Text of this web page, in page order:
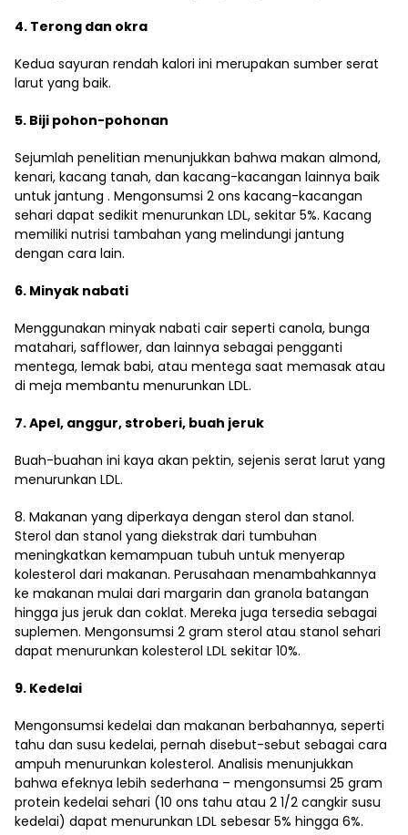
4. Terong dan okra
Kedua sayuran rendah kalori ini merupakan sumber serat
larut yang baik.
5. Biji pohon-pohonan
Sejumlah penelitian menunjukkan bahwa makan almond,
kenari, kacang tanah, dan kacang-kacangan lainnya baik
untuk jantung . Mengonsumsi 2 ons kacang-kacangan
sehari dapat sedikit menurunkan LDL, sekitar 5%. Kacang
memiliki nutrisi tambahan yang melindungi jantung
dengan cara lain.
6. Minyak nabati
Menggunakan minyak nabati cair seperti canola, bunga
matahari, safflower, dan lainnya sebagai pengganti
mentega, lemak babi, atau mentega saat memasak atau
di meja membantu menurunkan LDL.
7. Apel, anggur, stroberi, buah jeruk
Buah-buahan ini kaya akan pektin, sejenis serat larut yang
menurunkan LDL.
8. Makanan yang diperkaya dengan sterol dan stanol.
Sterol dan stanol yang diekstrak dari tumbuhan
meningkatkan kemampuan tubuh untuk menyerap
kolesterol dari makanan. Perusahaan menambahkannya
ke makanan mulai dari margarin dan granola batangan
hingga jus jeruk dan coklat. Mereka juga tersedia sebagai
suplemen. Mengonsumsi 2 gram sterol atau stanol sehari
dapat menurunkan kolesterol LDL sekitar 10%.
9. Kedelai
Mengonsumsi kedelai dan makanan berbahannya, seperti
tahu dan susu kedelai, pernah disebut-sebut sebagai cara
ampuh menurunkan kolesterol. Analisis menunjukkan
bahwa efeknya lebih sederhana – mengonsumsi 25 gram
protein kedelai sehari (10 ons tahu atau 2 1/2 cangkir susu
kedelai) dapat menurunkan LDL sebesar 5% hingga 6%.